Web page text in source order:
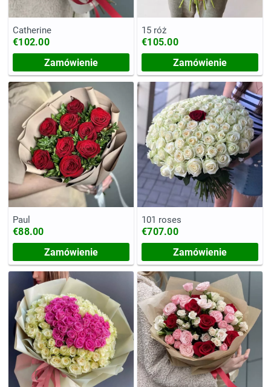
Catherine
€102.00
Zamówienie
15 róż
€105.00
Zamówienie
Paul
€88.00
Zamówienie
101 roses
€707.00
Zamówienie